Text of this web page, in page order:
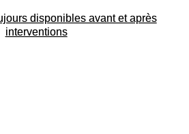
disponibles avant et après
interventions